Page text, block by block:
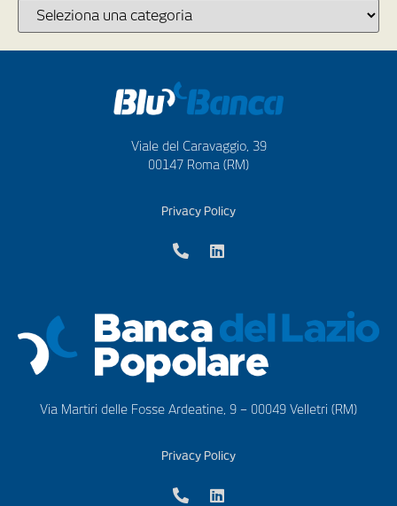
Viale del Caravaggio, 39
00147 Roma (RM)
Privacy Policy
Via Martiri delle Fosse Ardeatine, 9 – 00049 Velletri (RM)
Privacy Policy